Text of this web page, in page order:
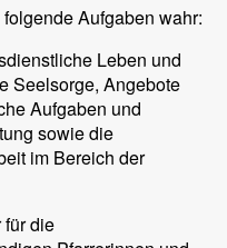
Aufgaben wahr:
Leben und
Seelsorge, Angebote
Aufgaben und
sowie die
im Bereich der
für die